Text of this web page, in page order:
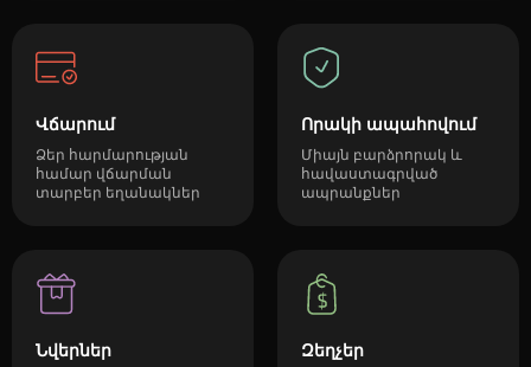
Վճարում
Ձեր հարմարության
համար վճարման
տարբեր եղանակներ
Որակի ապահովում
Միայն բարձրորակ և
հավաստագրված
ապրանքներ
Նվերներ Զեղչեր